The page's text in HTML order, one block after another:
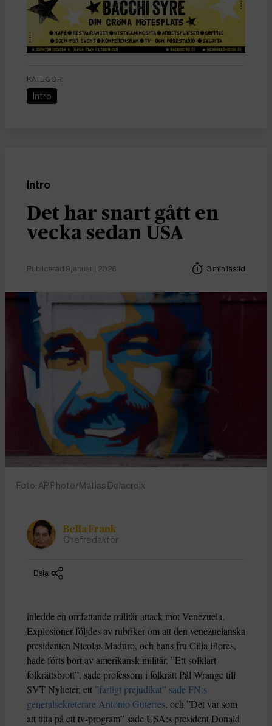
KATEGORI
Intro
Intro
Det har snart gått en
vecka sedan USA
Publicerad 9 januari, 2026 3 min lästid
Foto: AP Photo/Matias Delacroix
Bella Frank
Chefredaktör
Dela
inledde en omfattande militär attack mot Venezuela.
Explosioner följdes av rubriker om att den venezuelanska
presidenten Nicolas Maduro, och hans fru Cilia Flores,
hade förts bort av amerikansk militär. ”Ett solklart
folkrättsbrott”, sade professorn i folkrätt Pål Wrange till
SVT Nyheter, ett ”farligt prejudikat” sade FN:s
generalsekreterare Antonio Guterres, och ”Det var som
att titta på ett tv-program” sade USA:s president Donald